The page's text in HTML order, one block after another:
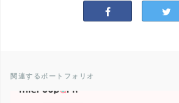
関連するポートフォリオ